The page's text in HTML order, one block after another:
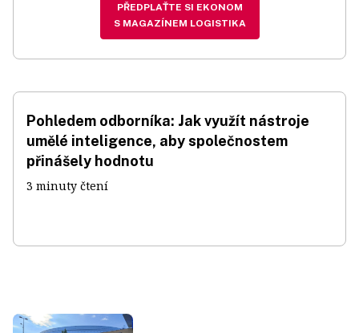
PŘEDPLAŤTE SI EKONOM
S MAGAZÍNEM LOGISTIKA
Pohledem odborníka: Jak využít nástroje
umělé inteligence, aby společnostem
přinášely hodnotu
3 minuty čtení